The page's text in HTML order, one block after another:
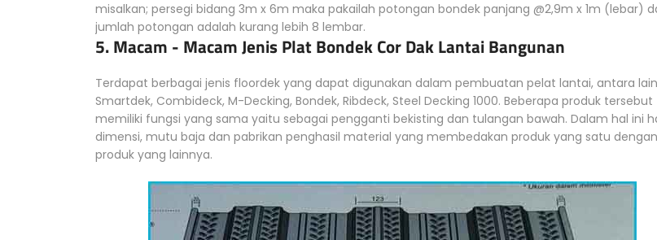
misalkan; persegi bidang 3m x 6m maka pakailah potongan bondek panjang @2,9m x 1m (lebar)
jumlah potongan adalah kurang lebih 8 lembar.
5. Macam - Macam Jenis Plat Bondek Cor Dak Lantai Bangunan
Terdapat berbagai jenis floordek yang dapat digunakan dalam pembuatan pelat lantai, antara
Smartdek, Combideck, M-Decking, Bondek, Ribdeck, Steel Decking 1000. Beberapa produk tersebut
memiliki fungsi yang sama yaitu sebagai pengganti bekisting dan tulangan bawah. Dalam hal ini
dimensi, mutu baja dan pabrikan penghasil material yang membedakan produk yang satu dengan
produk yang lainnya.